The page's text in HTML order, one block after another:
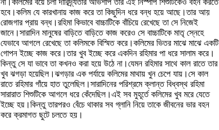
না।কলিমের বয়ে চলা দারিদ্র্যতার অভিশাপ তার এই নিস্পাপ শিশুটিকেও বহন করতে
হবে।কলিম যে কারখানায় কাজ করে তা কিছুদিন ধরে বন্ধ হয়ে আছে।তার আয়
রোজগার প্রায় বন্ধ।রহিমা কিভাবে বাচ্চাটিকে বাঁচিয়ে রেখেছে তা সে নিজেই
জানে।সারাদিন মানুষের বাড়িতে বাড়িতে কাজ করেও সে বাচ্চাটিকে মাতৃ স্নেহে
যেভাবে আগলে রেখেছে তা কলিমকে বিস্মিত করে।কলিমের ভিতর মাঝে মাঝে একটি
গোপন ইচ্ছে কাজ করে।তার খুব ইচ্ছে করে একদিন রহিমার পা ধরে সালাম করে।
কিন্তু সে যা ভাবে তা কখনও করা হয়ে উঠে না।যেমন রহিমার সাথে কাল রাতে তার
খুব ঝগড়া হয়েছিল।ঝগড়ার এক পর্যায়ে কলিমের মাথায় খুন চেপে যায়।সে কাল
রাতে রহিমার গাঁয়ে হাত তুলেছিল।সারাদিনের পরিশ্রমে ক্লান্ত বিধ্বস্থ রহিমা
সারারাত শিশুটিকে আগলে ধরে কেঁদেছিল।এই সব মুহূর্তে কলিমের খুব মরে যেতে
ইচ্ছে হয়।কিন্তু তারপরও বেঁচে থাকার সব গ্লানি নিয়ে তাকে জীবনের ভার বহন
করে ক্রমাগত ছুটে চলতে হয়।